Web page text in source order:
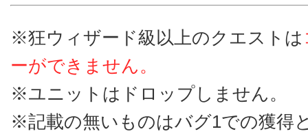
※狂ウィザード級以上のクエストは
ーができません。
※ユニットはドロップしません。
※記載の無いものはバグ1での獲得